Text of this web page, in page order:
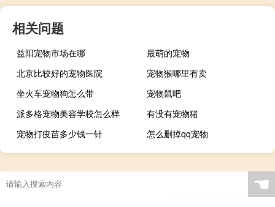
相关问题
益阳宠物市场在哪
最萌的宠物
北京比较好的宠物医院
宠物猴哪里有卖
坐火车宠物狗怎么带
宠物鼠吧
派多格宠物美容学校怎么样
有没有宠物猪
宠物打疫苗多少钱一针
怎么删掉qq宠物
☚